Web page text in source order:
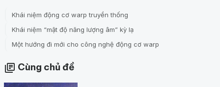
Khái niệm động cơ warp truyền thống
Khái niệm “mật độ năng lượng âm” kỳ lạ
Một hướng đi mới cho công nghệ động cơ warp
library_books Cùng chủ đề